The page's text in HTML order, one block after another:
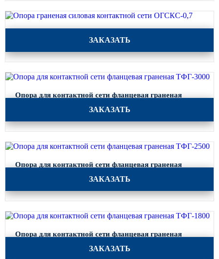
ЗАКАЗАТЬ
Опора для контактной сети фланцевая граненая
ЗАКАЗАТЬ
Опора для контактной сети фланцевая граненая
ЗАКАЗАТЬ
Опора для контактной сети фланцевая граненая
ЗАКАЗАТЬ